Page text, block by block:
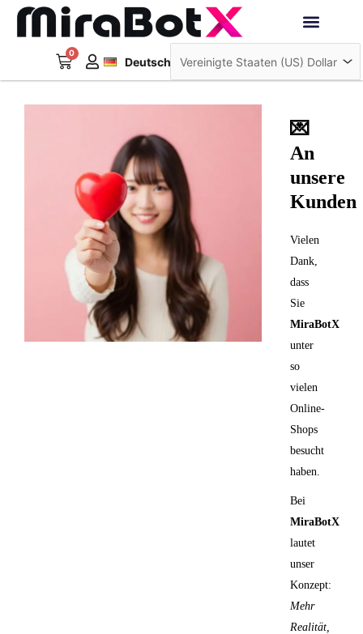
Zum
0
WarenkorbDeutsch
Français
日本語
💌
An
unsere
Kunden
Vielen
Dank,
dass
Sie
MiraBotX
unter
so
vielen
Online-
Shops
besucht
haben.
Bei
MiraBotX
lautet
unser
Konzept:
Mehr
Realität,